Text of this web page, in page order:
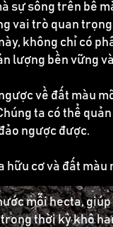
sự sống trên bề
vai trò quan
không chỉ có
lượng bền vững
về đất màu
ta có thể
ngược được.
hữu cơ và đất màu
mỗi hecta,
thời kỳ khô